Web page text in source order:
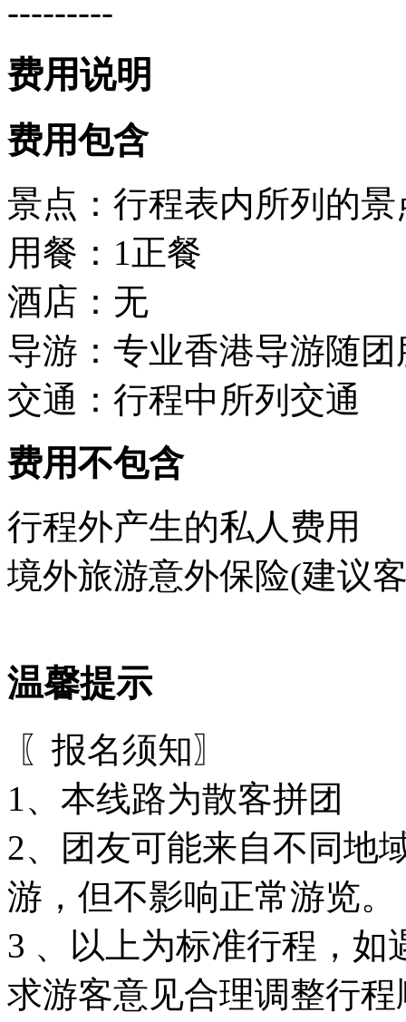
---------
费用说明
费用包含
景点：行程表内所列的
用餐：1正餐
酒店：无
导游：专业香港导游随
交通：行程中所列交通
费用不包含
行程外产生的私人费用
境外旅游意外保险(建议
温馨提示
〖报名须知〗
1、本线路为散客拼团
2、团友可能来自不同地
游，但不影响正常游览。
3 、以上为标准行程，
求游客意见合理调整行程